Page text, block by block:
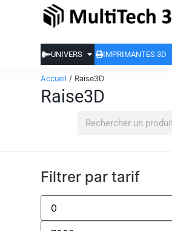
UNIVERS IMPRIMANTES 3D
Accueil / Raise3D
Raise3D
Filtrer par tarif